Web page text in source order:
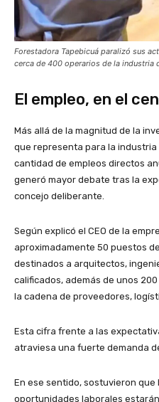
Forestadora Tapebicuá paralizó sus
cerca de 400 operarios de la industria
El empleo, en el
Más allá de la magnitud de la
que representa para la
cantidad de empleos directos
generó mayor debate tras la
concejo deliberante.
Según explicó el CEO de la
aproximadamente 50 puestos
destinados a arquitectos,
calificados, además de unos
la cadena de proveedores,
Esta cifra frente a las
atraviesa una fuerte demanda
En ese sentido, sostuvieron que
oportunidades laborales